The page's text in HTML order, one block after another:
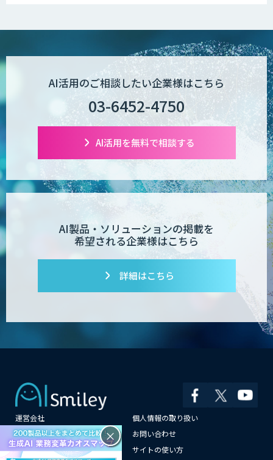
AI活用のご相談したい企業様はこちら
03-6452-4750
AI活用を無料で相談する
AI製品・ソリューションの掲載を
希望される企業様はこちら
詳細はこちら
運営会社
個人情報の取り扱い
よくある質問
お問い合わせ
メールマガジン登録
サイトの使い方
×